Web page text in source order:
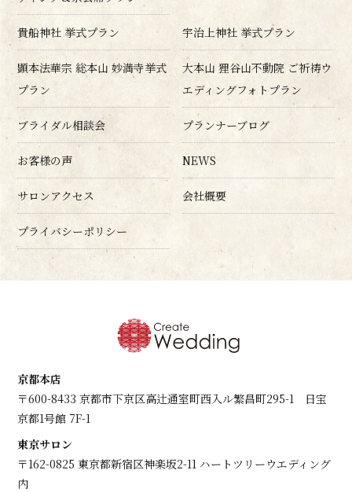
貴船神社 挙式プラン 宇治上神社 挙式プラン
顕本法華宗 総本山 妙満寺挙式
プラン
大本山 狸谷山不動院 ご祈祷ウ
エディングフォトプラン
ブライダル相談会 プランナーブログ
お客様の声 NEWS
サロンアクセス 会社概要
プライバシーポリシー
京都本店
〒600-8433 京都市下京区高辻通室町西入ル繁昌町295-1 日宝
京都1号館 7F-1
東京サロン
〒162-0825 東京都新宿区神楽坂2-11 ハートツリーウエディング
内